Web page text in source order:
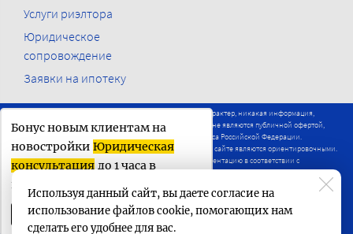
Бонус новым клиентам на
новостройки Юридическая
консультация до 1 часа в
подарок
Получить бонус
Услуги риэлтора
Юридическое
сопровождение
Заявки на ипотеку
Используя данный сайт, вы даете согласие на
использование файлов cookie, помогающих нам
сделать его удобнее для вас.
Настоящий сайт носит исключительно информационный характер, никакая информация,
материалы, опубликованные на нём, ни при каких условиях не являются публичной офертой,
определяемой положениями статьи 437 Гражданского кодекса Российской Федерации.
Визуализации и планировки представленные на настоящем сайте являются ориентировочными.
Застройщики вправе вносить изменения в проектную документацию в соответствии с
действующим законодательством.
Сделано вБИЗНЕС-СТАРТЕР